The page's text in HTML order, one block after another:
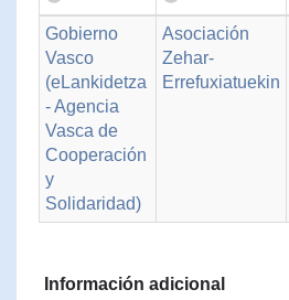
Gobierno
Vasco
(eLankidetza
- Agencia
Vasca de
Cooperación
y
Solidaridad)
Asociación
Zehar-
Errefuxiatuekin
Información adicional